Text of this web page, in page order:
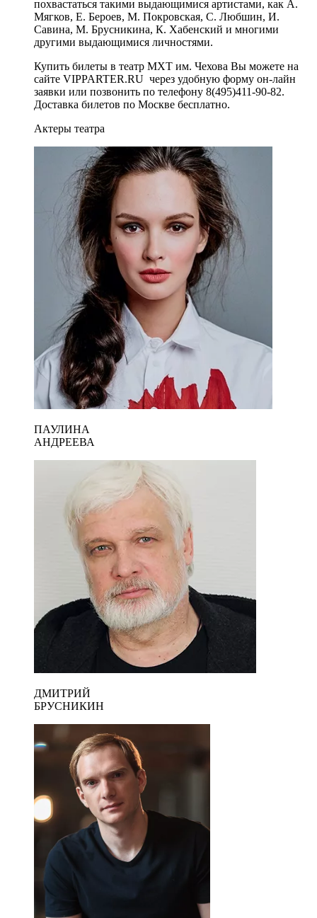
похвастаться такими выдающимися артистами, как А.
Мягков, Е. Бероев, М. Покровская, С. Любшин, И.
Савина, М. Брусникина, К. Хабенский и многими
другими выдающимися личностями.
Купить билеты в театр МХТ им. Чехова Вы можете на
сайте VIPPARTER.RU через удобную форму он-лайн
заявки или позвонить по телефону 8(495)411-90-82.
Доставка билетов по Москве бесплатно.
Актеры театра
ПАУЛИНА
АНДРЕЕВА
ДМИТРИЙ
БРУСНИКИН